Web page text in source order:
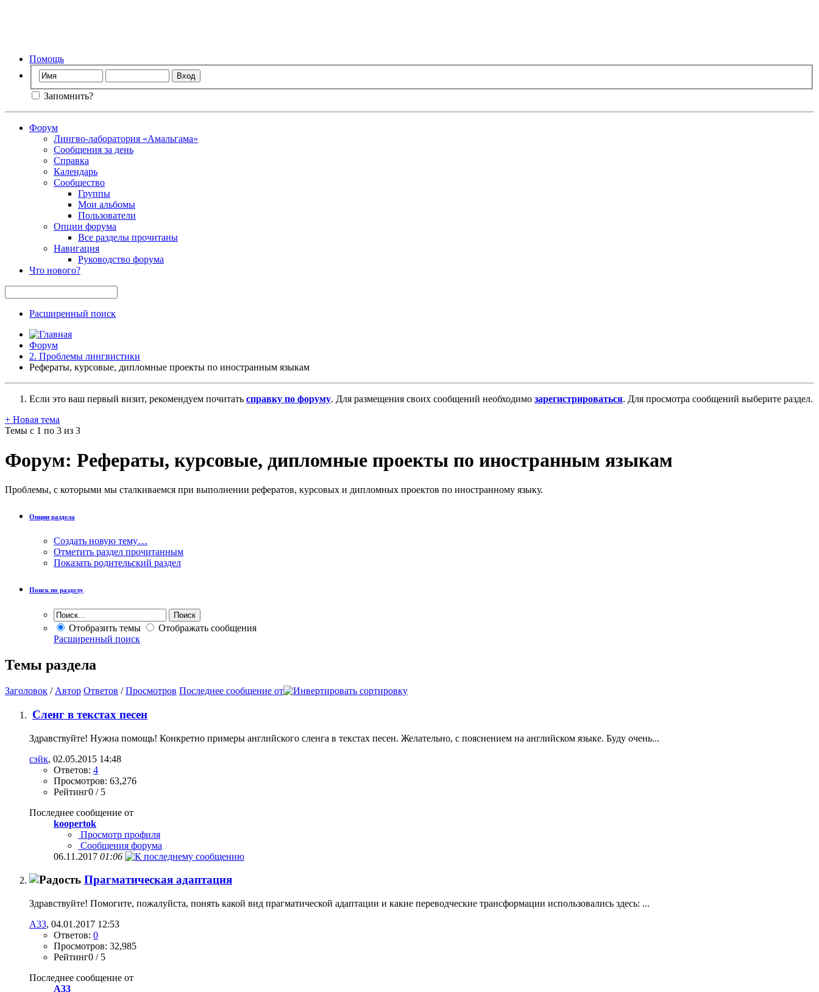
Помощь
Запомнить?
Форум
Лингво-лаборатория «Амальгама»
Сообщения за день
Справка
Календарь
Сообщество
Группы
Мои альбомы
Пользователи
Опции форума
Все разделы прочитаны
Навигация
Руководство форума
Что нового?
Расширенный поиск
Форум
2. Проблемы лингвистики
Рефераты, курсовые, дипломные проекты по иностранным языкам
Если это ваш первый визит, рекомендуем почитать справку по форуму. Для размещения своих сообщений необходимо зарегистрироваться. Для просмотра сообщений выберите раздел.
+ Новая тема
Темы с 1 по 3 из 3
Форум: Рефераты, курсовые, дипломные проекты по иностранным языкам
Проблемы, с которыми мы сталкиваемся при выполнении рефератов, курсовых и дипломных проектов по иностранному языку.
Опции раздела
Создать новую тему…
Отметить раздел прочитанным
Показать родительский раздел
Поиск по разделу
Отобразить темы
Отображать сообщения
Расширенный поиск
Темы раздела
Заголовок / Автор Ответов /Просмотров Последнее сообщение от
Сленг в текстах песен
Здравствуйте! Нужна помощь! Конкретно примеры английского сленга в текстах песен. Желательно, с пояснением на английском языке. Буду очень...
сэйк, 02.05.2015 14:48
Ответов: 4
Просмотров: 63,276
Рейтинг0 / 5
Последнее сообщение от
koopertok
Просмотр профиля
Сообщения форума
06.11.2017 01:06
Прагматическая адаптация
Здравствуйте! Помогите, пожалуйста, понять какой вид прагматической адаптации и какие переводческие трансформации использовались здесь: ...
А33, 04.01.2017 12:53
Ответов: 0
Просмотров: 32,985
Рейтинг0 / 5
Последнее сообщение от
А33